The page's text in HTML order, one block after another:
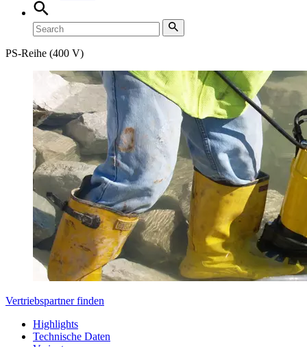
PS-Reihe (400 V)
Vertriebspartner finden
Highlights
Technische Daten